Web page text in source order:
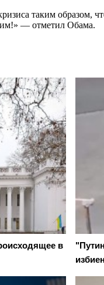
таким образом,
— отметил Обама.
в